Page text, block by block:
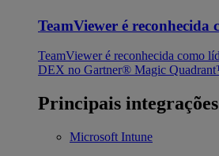
TeamViewer é reconhecida
TeamViewer é reconhecida como
DEX no Gartner® Magic
Principais integrações
Microsoft Intune